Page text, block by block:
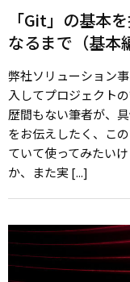
「Git」の基本
なるまで（基本
弊社ソリューション
入してプロジェクト
歴間もない筆者が、
をお伝えしたく、こ
ていて使ってみたい
か、また実 [...]